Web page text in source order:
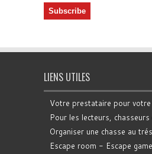
LIENS UTILES
Votre prestataire pour
Pour les lecteurs,
Organiser une chasse au
Escape room - Escape game